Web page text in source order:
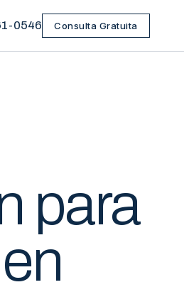
0546 Consulta Gratuita
para